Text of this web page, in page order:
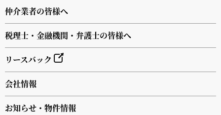
仲介業者の皆様へ
税理士・金融機関・弁護士の皆様へ
リースバック
会社情報
お知らせ・物件情報